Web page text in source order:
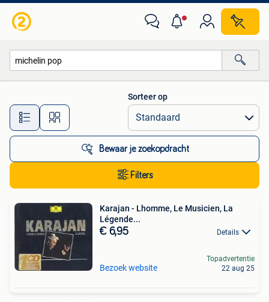
Alle afstanden…
Sorteer op
Bewaar je zoekopdracht
Filters
Karajan - Lhomme, Le Musicien, La
Légende...
€ 6,95 Details
Bezoek website
Topadvertentie
22 aug 25